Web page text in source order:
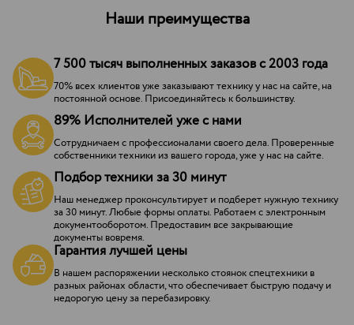
Наши преимущества
7 500 тысяч выполненных заказов с 2003 года
70% всех клиентов уже заказывают технику у нас на сайте, на
постоянной основе. Присоединяйтесь к большинству.
89% Исполнителей уже с нами
Сотрудничаем с профессионалами своего дела. Проверенные
собственники техники из вашего города, уже у нас на сайте.
Подбор техники за 30 минут
Наш менеджер проконсультирует и подберет нужную технику
за 30 минут. Любые формы оплаты. Работаем с электронным
документооборотом. Предоставим все закрывающие
документы вовремя.
Гарантия лучшей цены
В нашем распоряжении несколько стоянок спецтехники в
разных районах области, что обеспечивает быструю подачу и
недорогую цену за перебазировку.